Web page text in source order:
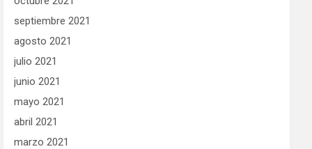
septiembre 2021
agosto 2021
julio 2021
junio 2021
mayo 2021
abril 2021
marzo 2021